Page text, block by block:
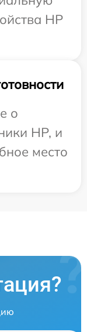
HP
о
HP, и
место